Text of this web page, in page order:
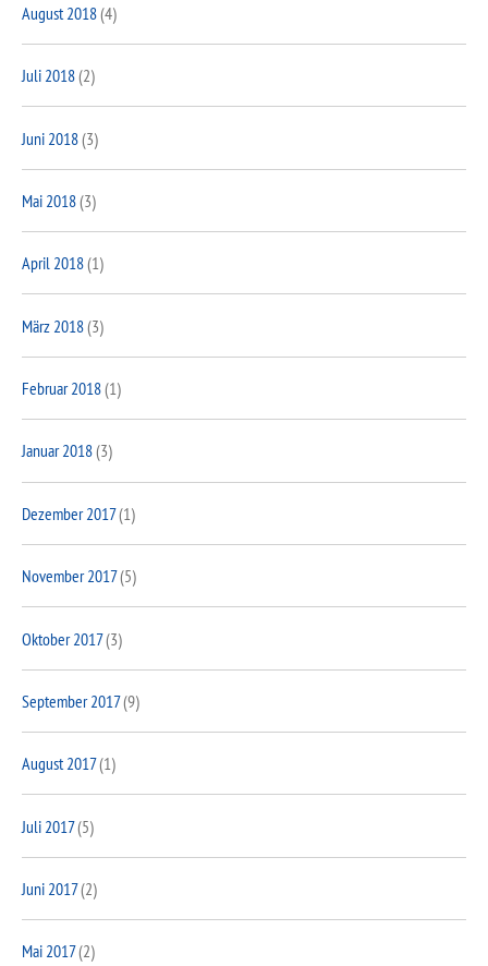
August 2018(4)
Juli 2018(2)
Juni 2018(3)
Mai 2018(3)
April 2018(1)
März 2018(3)
Februar 2018(1)
Januar 2018(3)
Dezember 2017(1)
November 2017(5)
Oktober 2017(3)
September 2017(9)
August 2017(1)
Juli 2017(5)
Juni 2017(2)
Mai 2017(2)